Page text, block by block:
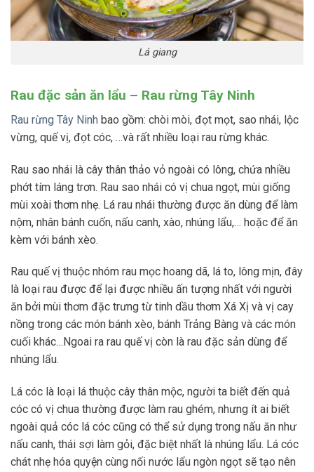
Lá giang
Rau đặc sản ăn lẩu – Rau rừng Tây Ninh
Rau rừng Tây Ninh bao gồm: chòi mòi, đọt mọt, sao nhái, lộc
vừng, quế vị, đọt cóc, …và rất nhiều loại rau rừng khác.
Rau sao nhái là cây thân thảo vỏ ngoài có lông, chứa nhiều
phớt tím láng trơn. Rau sao nhái có vị chua ngọt, mùi giống
mùi xoài thơm nhẹ. Lá rau nhái thường được ăn dùng để làm
nộm, nhân bánh cuốn, nấu canh, xào, nhúng lẩu,… hoặc để ăn
kèm với bánh xèo.
Rau quế vị thuộc nhóm rau mọc hoang dã, lá to, lông mịn, đây
là loại rau được để lại được nhiều ấn tượng nhất với người
ăn bởi mùi thơm đặc trưng từ tinh dầu thơm Xá Xị và vị cay
nồng trong các món bánh xèo, bánh Trảng Bàng và các món
cuối khác…Ngoai ra rau quế vị còn là rau đặc sản dùng để
nhúng lẩu.
Lá cóc là loại lá thuộc cây thân mộc, người ta biết đến quả
cóc có vị chua thường được làm rau ghém, nhưng ít ai biết
ngoài quả cóc lá cóc cũng có thể sử dụng trong nấu ăn như
nấu canh, thái sợi làm gỏi, đặc biệt nhất là nhúng lẩu. Lá cóc
chát nhẹ hóa quyện cùng nối nước lẩu ngòn ngọt sẽ tạo nên